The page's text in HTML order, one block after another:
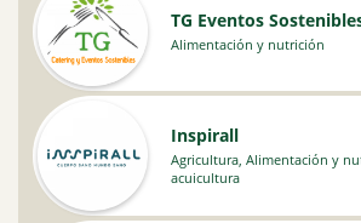
TG Eventos
Alimentación y nutrición
Inspirall
Agricultura, Alimentación y
acuicultura